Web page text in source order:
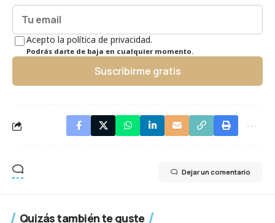
Acepto la política de privacidad.
Podrás darte de baja en cualquier momento.
Suscribirme gratis
Dejar un comentario
Quizás también te guste